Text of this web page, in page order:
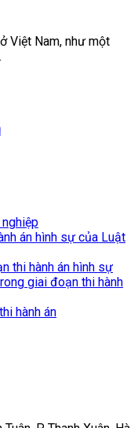
Việt Nam, như một
án hình sự của Luật
thi hành án hình sự
giai đoạn thi hành
hành án